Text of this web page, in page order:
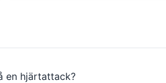
en hjärtattack?